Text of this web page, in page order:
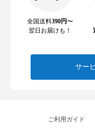
全国送料390円〜
翌日お届けも！
サー
ご利用ガイド